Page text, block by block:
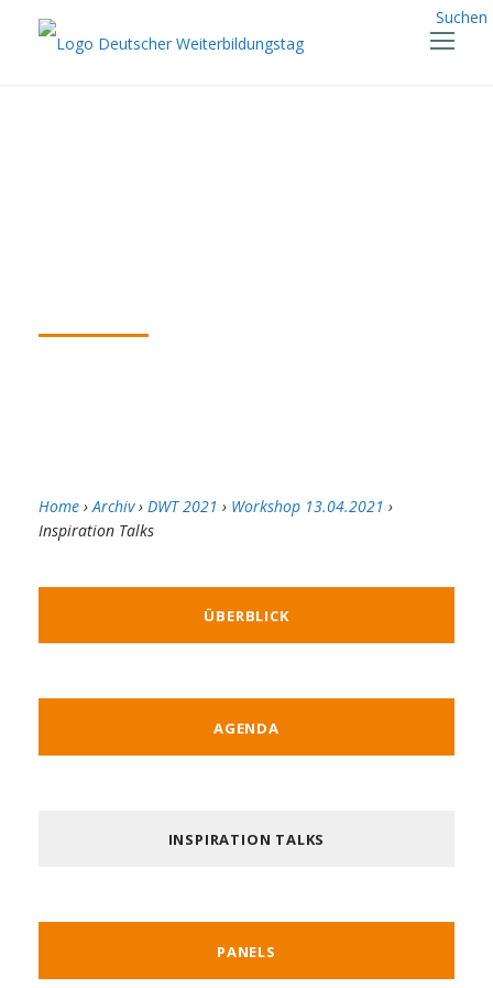
Suchen
Home ›Archiv› DWT 2021 › Workshop 13.04.2021 ›
Inspiration Talks
ÜBERBLICK
AGENDA
INSPIRATION TALKS
PANELS